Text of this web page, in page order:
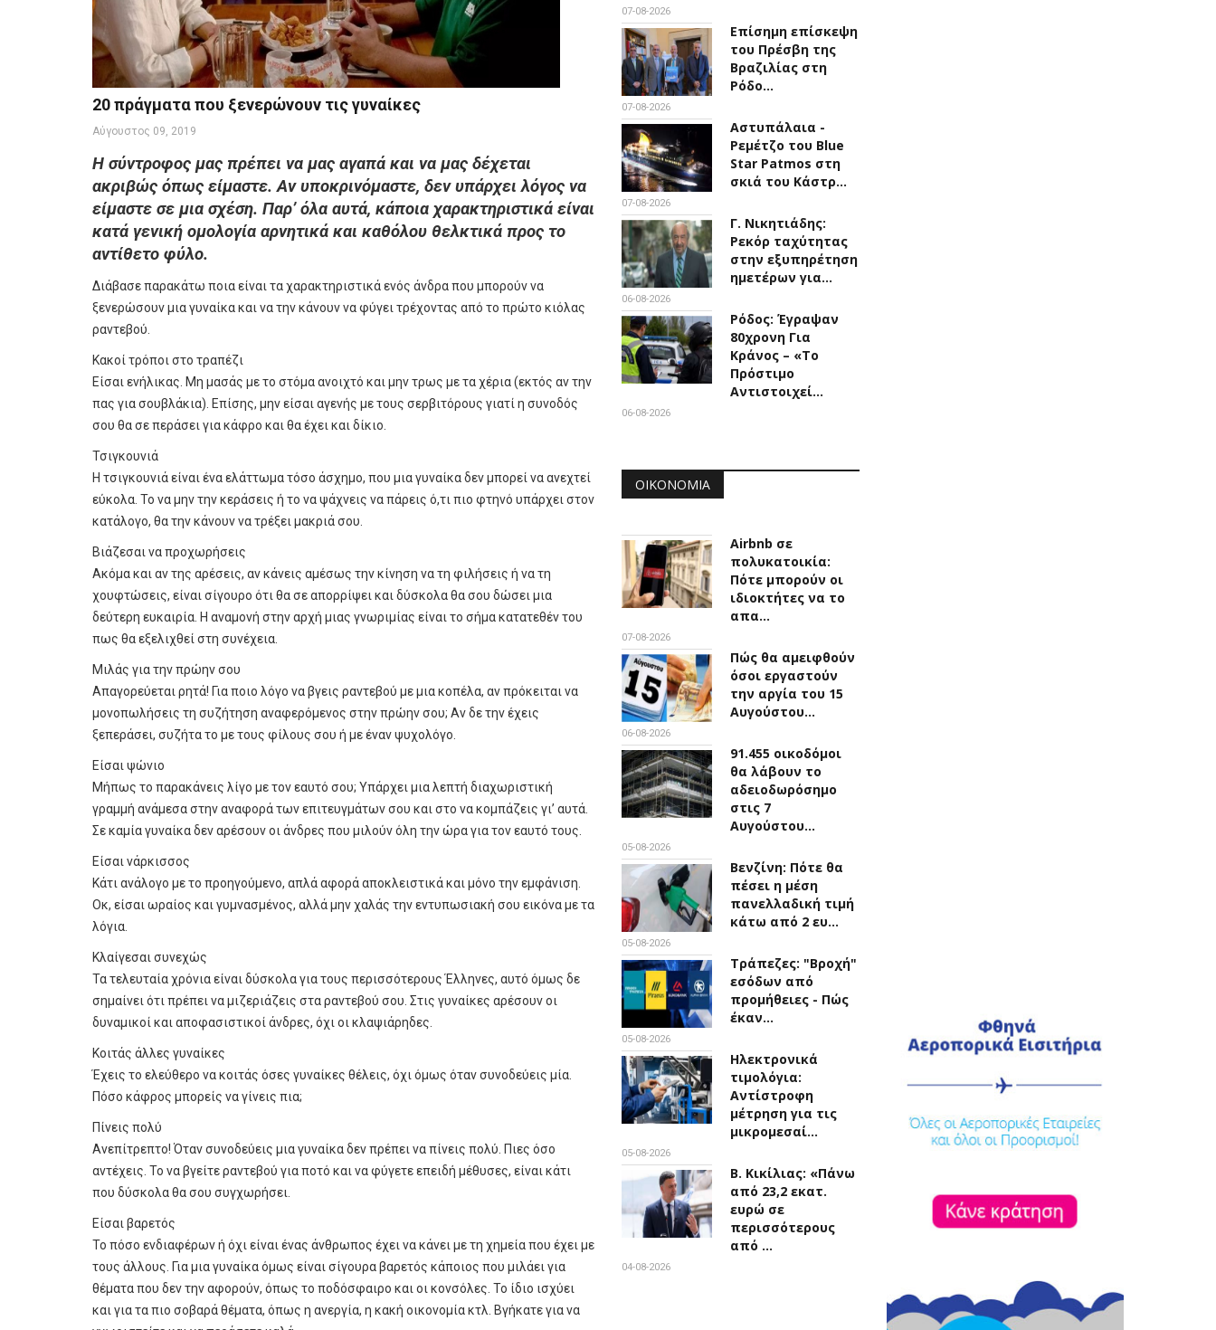
20 πράγματα που ξενερώνουν τις γυναίκες
Αύγουστος 09, 2019
Η σύντροφος μας πρέπει να μας αγαπά και να μας δέχεται
ακριβώς όπως είμαστε. Αν υποκρινόμαστε, δεν υπάρχει λόγος να
είμαστε σε μια σχέση. Παρ’ όλα αυτά, κάποια χαρακτηριστικά είναι
κατά γενική ομολογία αρνητικά και καθόλου θελκτικά προς το
αντίθετο φύλο.
Διάβασε παρακάτω ποια είναι τα χαρακτηριστικά ενός άνδρα που μπορούν να
ξενερώσουν μια γυναίκα και να την κάνουν να φύγει τρέχοντας από το πρώτο κιόλας
ραντεβού.
Κακοί τρόποι στο τραπέζι
Είσαι ενήλικας. Μη μασάς με το στόμα ανοιχτό και μην τρως με τα χέρια (εκτός αν την
πας για σουβλάκια). Επίσης, μην είσαι αγενής με τους σερβιτόρους γιατί η συνοδός
σου θα σε περάσει για κάφρο και θα έχει και δίκιο.
Τσιγκουνιά
Η τσιγκουνιά είναι ένα ελάττωμα τόσο άσχημο, που μια γυναίκα δεν μπορεί να ανεχτεί
εύκολα. Το να μην την κεράσεις ή το να ψάχνεις να πάρεις ό,τι πιο φτηνό υπάρχει στον
κατάλογο, θα την κάνουν να τρέξει μακριά σου.
Βιάζεσαι να προχωρήσεις
Ακόμα και αν της αρέσεις, αν κάνεις αμέσως την κίνηση να τη φιλήσεις ή να τη
χουφτώσεις, είναι σίγουρο ότι θα σε απορρίψει και δύσκολα θα σου δώσει μια
δεύτερη ευκαιρία. Η αναμονή στην αρχή μιας γνωριμίας είναι το σήμα κατατεθέν του
πως θα εξελιχθεί στη συνέχεια.
Μιλάς για την πρώην σου
Απαγορεύεται ρητά! Για ποιο λόγο να βγεις ραντεβού με μια κοπέλα, αν πρόκειται να
μονοπωλήσεις τη συζήτηση αναφερόμενος στην πρώην σου; Αν δε την έχεις
ξεπεράσει, συζήτα το με τους φίλους σου ή με έναν ψυχολόγο.
Είσαι ψώνιο
Μήπως το παρακάνεις λίγο με τον εαυτό σου; Υπάρχει μια λεπτή διαχωριστική
γραμμή ανάμεσα στην αναφορά των επιτευγμάτων σου και στο να κομπάζεις γι’ αυτά.
Σε καμία γυναίκα δεν αρέσουν οι άνδρες που μιλούν όλη την ώρα για τον εαυτό τους.
Είσαι νάρκισσος
Κάτι ανάλογο με το προηγούμενο, απλά αφορά αποκλειστικά και μόνο την εμφάνιση.
Οκ, είσαι ωραίος και γυμνασμένος, αλλά μην χαλάς την εντυπωσιακή σου εικόνα με τα
λόγια.
Κλαίγεσαι συνεχώς
Τα τελευταία χρόνια είναι δύσκολα για τους περισσότερους Έλληνες, αυτό όμως δε
σημαίνει ότι πρέπει να μιζεριάζεις στα ραντεβού σου. Στις γυναίκες αρέσουν οι
δυναμικοί και αποφασιστικοί άνδρες, όχι οι κλαψιάρηδες.
Κοιτάς άλλες γυναίκες
Έχεις το ελεύθερο να κοιτάς όσες γυναίκες θέλεις, όχι όμως όταν συνοδεύεις μία.
Πόσο κάφρος μπορείς να γίνεις πια;
Πίνεις πολύ
Ανεπίτρεπτο! Όταν συνοδεύεις μια γυναίκα δεν πρέπει να πίνεις πολύ. Πιες όσο
αντέχεις. Το να βγείτε ραντεβού για ποτό και να φύγετε επειδή μέθυσες, είναι κάτι
που δύσκολα θα σου συγχωρήσει.
Είσαι βαρετός
Το πόσο ενδιαφέρων ή όχι είναι ένας άνθρωπος έχει να κάνει με τη χημεία που έχει με
τους άλλους. Για μια γυναίκα όμως είναι σίγουρα βαρετός κάποιος που μιλάει για
θέματα που δεν την αφορούν, όπως το ποδόσφαιρο και οι κονσόλες. Το ίδιο ισχύει
και για τα πιο σοβαρά θέματα, όπως η ανεργία, η κακή οικονομία κτλ. Βγήκατε για να
07-08-2026
Επίσημη επίσκεψη
του Πρέσβη της
Βραζιλίας στη
Ρόδο…
07-08-2026
Αστυπάλαια -
Ρεμέτζο του Blue
Star Patmos στη
σκιά του Κάστρ…
07-08-2026
Γ. Νικητιάδης:
Ρεκόρ ταχύτητας
στην εξυπηρέτηση
ημετέρων για…
06-08-2026
Ρόδος: Έγραψαν
80χρονη Για
Κράνος – «Το
Πρόστιμο
Αντιστοιχεί…
06-08-2026
ΟΙΚΟΝΟΜΊΑ
Airbnb σε
πολυκατοικία:
Πότε μπορούν οι
ιδιοκτήτες να το
απα…
07-08-2026
Πώς θα αμειφθούν
όσοι εργαστούν
την αργία του 15
Αυγούστου…
06-08-2026
91.455 οικοδόμοι
θα λάβουν το
αδειοδωρόσημο
στις 7
Αυγούστου…
05-08-2026
Βενζίνη: Πότε θα
πέσει η μέση
πανελλαδική τιμή
κάτω από 2 ευ…
05-08-2026
Τράπεζες: "Βροχή"
εσόδων από
προμήθειες - Πώς
έκαν…
05-08-2026
Ηλεκτρονικά
τιμολόγια:
Αντίστροφη
μέτρηση για τις
μικρομεσαί…
05-08-2026
Β. Κικίλιας: «Πάνω
από 23,2 εκατ.
ευρώ σε
περισσότερους
από …
04-08-2026